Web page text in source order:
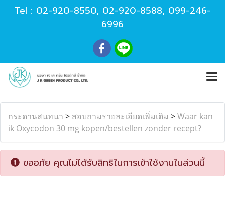
Tel : 02-920-8550, 02-920-8588, 099-246-
6996
กระดานสนทนา > สอบถามรายละเอียดเพิ่มเติม >Waar kan
ik Oxycodon 30 mg kopen/bestellen zonder recept?
ขออภัย คุณไม่ได้รับสิทธิในการเข้าใช้งานในส่วนนี้